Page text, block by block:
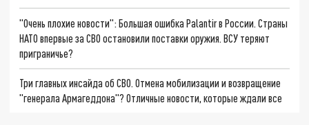
"Очень плохие новости": Большая ошибка Palantir в России. Страны
НАТО впервые за СВО остановили поставки оружия. ВСУ теряют
приграничье?
Три главных инсайда об СВО. Отмена мобилизации и возвращение
"генерала Армагеддона"? Отличные новости, которые ждали все